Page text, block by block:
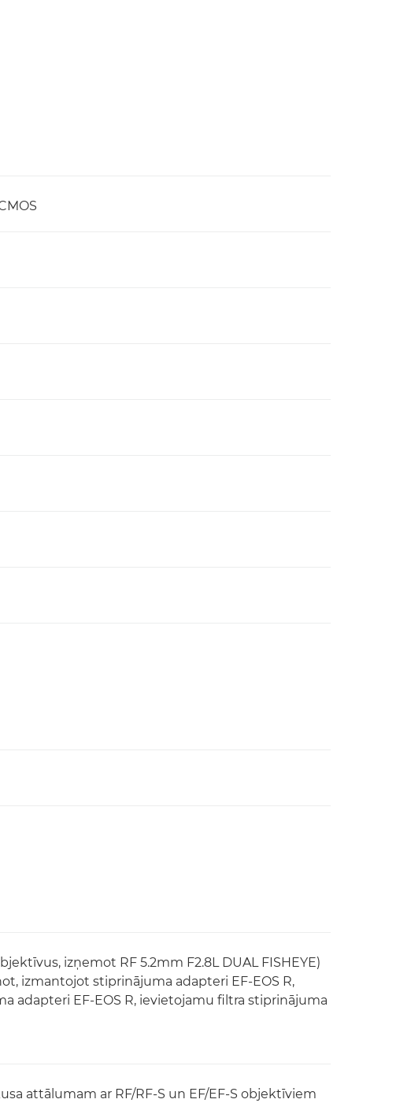
izņemot RF 5.2mm F2.8L DUAL FISHEYE)
izmantojot stiprinājuma adapteri EF-EOS R,
adapteri EF-EOS R, ievietojamu filtra stiprinājuma
attālumam ar RF/RF-S un EF/EF-S objektīviem